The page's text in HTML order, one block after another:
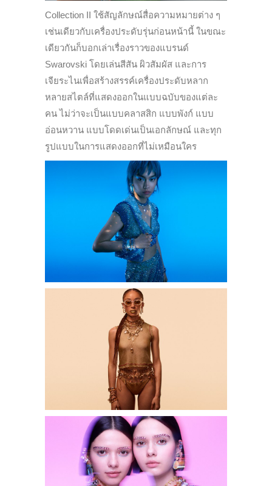
Collection II ใช้สัญลักษณ์สื่อความหมายต่าง ๆ
เช่นเดียวกับเครื่องประดับรุ่นก่อนหน้านี้ ในขณะ
เดียวกันก็บอกเล่าเรื่องราวของแบรนด์
Swarovski โดยเล่นสีสัน ผิวสัมผัส และการ
เจียระไนเพื่อสร้างสรรค์เครื่องประดับหลาก
หลายสไตล์ที่แสดงออกในแบบฉบับของแต่ละ
คน ไม่ว่าจะเป็นแบบคลาสสิก แบบพังก์ แบบ
อ่อนหวาน แบบโดดเด่นเป็นเอกลักษณ์ และทุก
รูปแบบในการแสดงออกที่ไม่เหมือนใคร